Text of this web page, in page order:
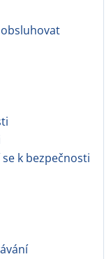
k bezpečnosti